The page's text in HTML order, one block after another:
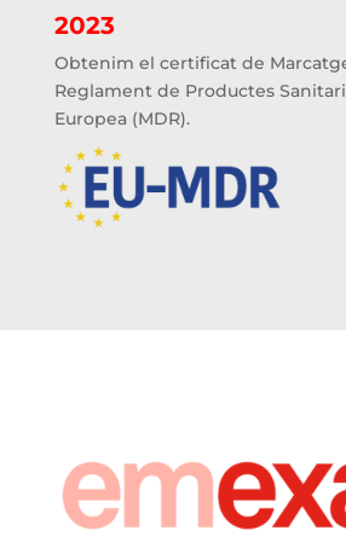
2023
Obtenim el certificat de
Reglament de Productes
Europea (MDR).